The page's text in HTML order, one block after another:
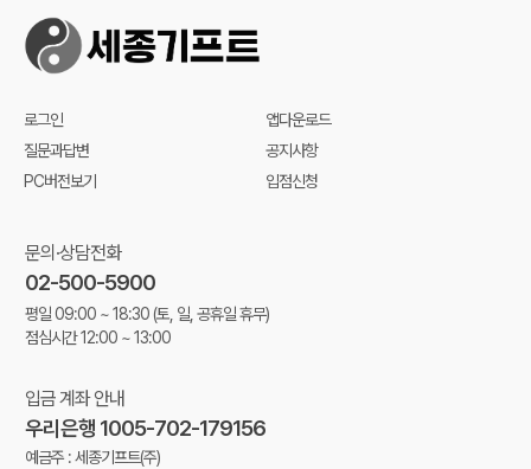
로그인
앱다운로드
질문과답변
공지사항
PC버전보기
입점신청
문의·상담전화
02-500-5900
평일 09:00 ~ 18:30(토, 일, 공휴일 휴무)
점심시간 12:00 ~ 13:00
입금 계좌 안내
우리은행 1005-702-179156
예금주 : 세종기프트(주)